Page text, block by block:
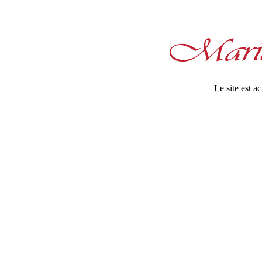
Le site est